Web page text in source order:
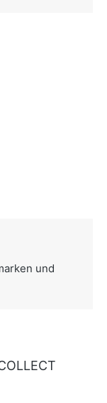
und